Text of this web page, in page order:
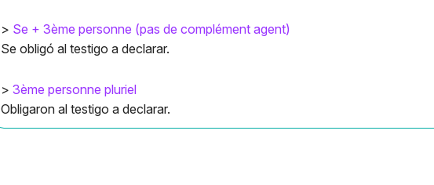
> Se + 3ème personne (pas de complément agent)
Se obligó al testigo a declarar.
>3ème personne pluriel
Obligaron al testigo a declarar.